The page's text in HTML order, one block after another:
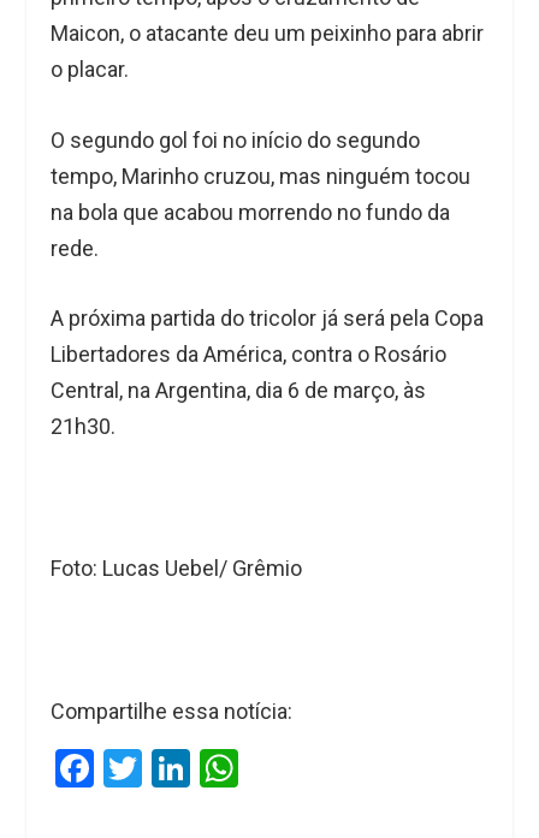
Maicon, o atacante deu um peixinho para abrir
o placar.
O segundo gol foi no início do segundo
tempo, Marinho cruzou, mas ninguém tocou
na bola que acabou morrendo no fundo da
rede.
A próxima partida do tricolor já será pela Copa
Libertadores da América, contra o Rosário
Central, na Argentina, dia 6 de março, às
21h30.
Foto: Lucas Uebel/ Grêmio
Compartilhe essa notícia:
F
T
Li